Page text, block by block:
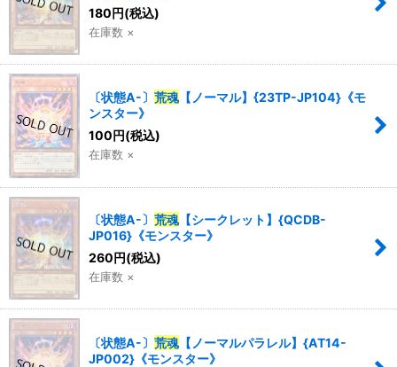
180円(税込)
在庫数 ×
〔状態A-〕 荒魂【ノーマル】{23TP-JP104}《モ
ンスター》
100円(税込)
在庫数 ×
〔状態A-〕 荒魂【シークレット】{QCDB-
JP016}《モンスター》
260円(税込)
在庫数 ×
〔状態A-〕 荒魂【ノーマルパラレル】{AT14-
JP002}《モンスター》